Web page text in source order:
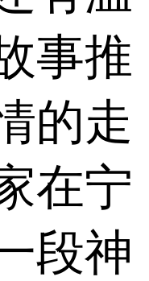
事推
的走
在宁
段神